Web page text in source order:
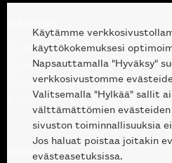
Tuotteet
Suunnittelupalvelu
Projektimyynti
Liike Helsingin keskustassa
Outlet
Käytämme
käyttökokemuksesi
Napsauttamalla "Hyväksy"
verkkosivustomme
Valitsemalla "Hylkää" sallit
välttämättömien
sivuston toiminnallisuuksia
Jos haluat poistaa joitakin
evästeasetuksissa.